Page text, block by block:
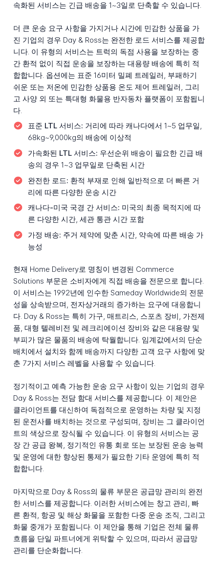
속화된 서비스는 긴급 배송을 1~3일로 단축할 수 있습니다.
더 큰 운송 요구 사항을 가지거나 시간에 민감한 상품을 가
진 기업의 경우 Day & Ross는 완전한 로드 서비스를 제공합
니다. 이 유형의 서비스는 트럭의 독점 사용을 보장하는 중
간 환적 없이 직접 운송을 보장하는 대용량 배송에 특히 적
합합니다. 옵션에는 표준 16미터 밀폐 트레일러, 부패하기
쉬운 또는 저온에 민감한 상품용 온도 제어 트레일러, 그리
고 사양 외 또는 특대형 화물용 반자동차 플랫폼이 포함됩니
다.
표준 LTL 서비스: 거리에 따라 캐나다에서 1~5 업무일,
68kg~9,000kg의 배송에 이상적
가속화된 LTL 서비스: 우선순위 배송이 필요한 긴급 배
송의 경우 1~3 업무일로 단축된 시간
완전한 로드: 환적 부재로 인해 일반적으로 더 빠른 거
리에 따른 다양한 운송 시간
캐나다-미국 국경 간 서비스: 미국의 최종 목적지에 따
른 다양한 시간, 세관 통관 시간 포함
가정 배송: 주거 제약에 맞춘 시간, 약속에 따른 배송 가
능성
현재 Home Delivery로 명칭이 변경된 Commerce
Solutions 부문은 소비자에게 직접 배송을 전문으로 합니다.
이 서비스는 1992년에 인수한 Sameday Worldwide의 전문
성을 상속받으며, 전자상거래의 증가하는 요구에 대응합니
다. Day & Ross는 특히 가구, 매트리스, 스포츠 장비, 가전제
품, 대형 텔레비전 및 레크리에이션 장비와 같은 대용량 및
부피가 많은 물품의 배송에 탁월합니다. 임계값에서의 단순
배치에서 설치와 함께 배송까지 다양한 고객 요구 사항에 맞
춘 7가지 서비스 레벨을 사용할 수 있습니다.
정기적이고 예측 가능한 운송 요구 사항이 있는 기업의 경우
Day & Ross는 전담 함대 서비스를 제공합니다. 이 제안은
클라이언트를 대신하여 독점적으로 운영하는 차량 및 지정
된 운전사를 배치하는 것으로 구성되며, 장비는 그 클라이언
트의 색상으로 장식될 수 있습니다. 이 유형의 서비스는 공
장 간 공급 왕복, 정기적인 유통 회로 또는 보장된 운송 능력
및 운영에 대한 향상된 통제가 필요한 기타 운영에 특히 적
합합니다.
마지막으로 Day & Ross의 물류 부문은 공급망 관리의 완전
한 서비스를 제공합니다. 이러한 서비스에는 창고 관리, 빠
른 환적, 항공 및 해상 화물을 포함한 다중 운송 조직, 그리고
화물 중개가 포함됩니다. 이 제안을 통해 기업은 전체 물류
흐름을 단일 파트너에게 위탁할 수 있으며, 따라서 공급망
관리를 단순화합니다.